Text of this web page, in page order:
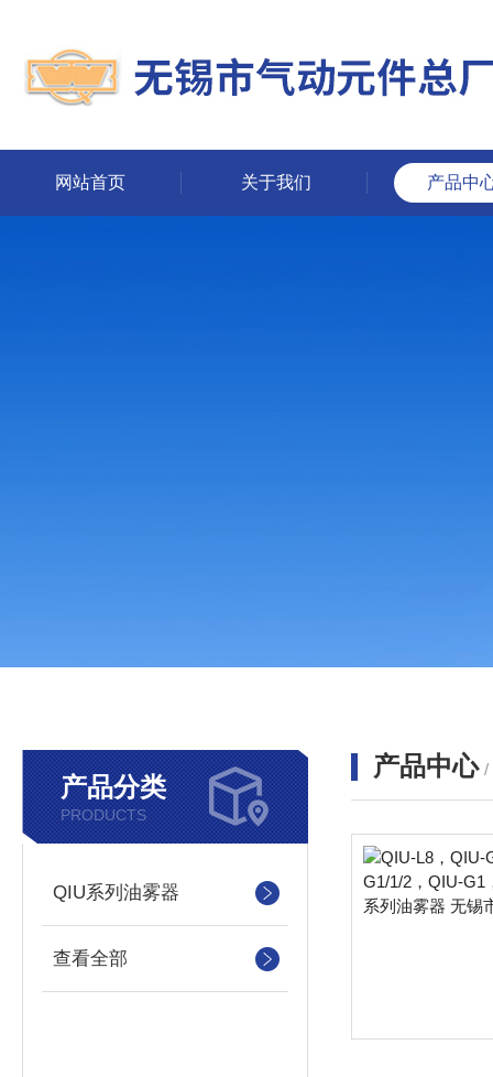
网站首页 关于我们 产品中
产品分类
PRODUCTS
QIU系列油雾器
查看全部
产品中心 /